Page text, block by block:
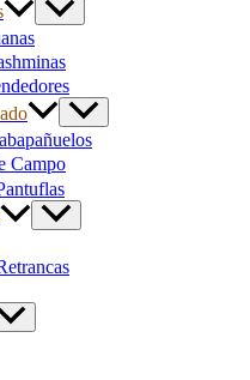
Campo